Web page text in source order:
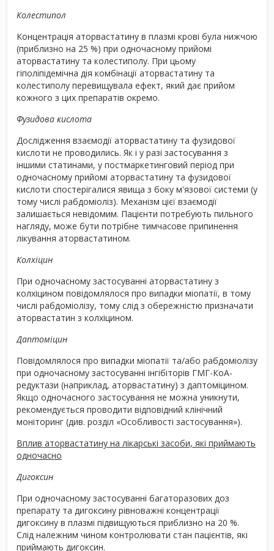
Колестипол
Концентрація аторвастатину в плазмі крові була нижчою
(приблизно на 25 %) при одночасному прийомі
аторвастатину та колестиполу. При цьому
гіполіпідемічна дія комбінації аторвастатину та
колестиполу перевищувала ефект, який дає прийом
кожного з цих препаратів окремо.
Фузидова кислота
Дослідження взаємодії аторвастатину та фузидової
кислоти не проводились. Як і у разі застосування з
іншими статинами, у постмаркетинговий період при
одночасному прийомі аторвастатину та фузидової
кислоти спостерігалися явища з боку м'язової системи (у
тому числі рабдоміоліз). Механізм цієї взаємодії
залишається невідомим. Пацієнти потребують пильного
нагляду, може бути потрібне тимчасове припинення
лікування аторвастатином.
Колхіцин
При одночасному застосуванні аторвастатину з
колхіцином повідомлялося про випадки міопатії, в тому
числі рабдоміолізу, тому слід з обережністю призначати
аторвастатин з колхіцином.
Даптоміцин
Повідомлялося про випадки міопатії та/або рабдоміолізу
при одночасному застосуванні інгібіторів ГМГ-КоА-
редуктази (наприклад, аторвастатину) з даптоміцином.
Якщо одночасного застосування не можна уникнути,
рекомендується проводити відповідний клінічний
моніторинг (див. розділ «Особливості застосування»).
Вплив аторвастатину на лікарські засоби, які приймають
одночасно
Дигоксин
При одночасному застосуванні багаторазових доз
препарату та дигоксину рівноважні концентрації
дигоксину в плазмі підвищуються приблизно на 20 %.
Слід належним чином контролювати стан пацієнтів, які
приймають дигоксин.